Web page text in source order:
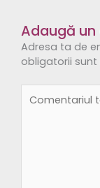
Adaugă
Adresa ta de
obligatorii
tău